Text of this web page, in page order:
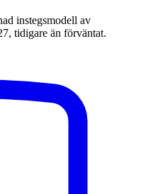
instegsmodell av
tidigare än förväntat.